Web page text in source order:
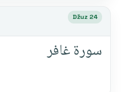
Džuz 24
سورة غافر